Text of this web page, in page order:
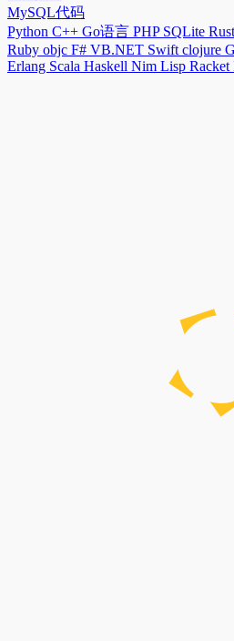
MySQL代码
Python C++ Go语言 PHP SQLite Rust
Ruby objc F# VB.NET Swift clojure
Erlang Scala Haskell Nim Lisp Racket